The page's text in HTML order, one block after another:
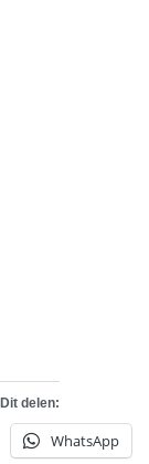
Dit delen:
WhatsApp